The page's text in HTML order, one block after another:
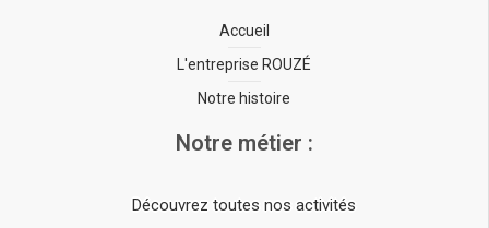
Accueil
L'entreprise ROUZÉ
Notre histoire
Notre métier :
Découvrez toutes nos activités